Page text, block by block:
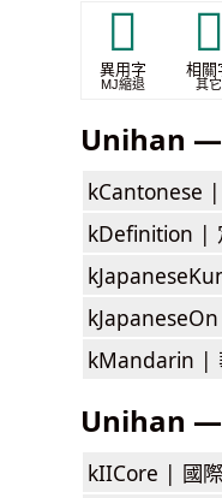
𭦌
異用字
MJ縮退
𮏥
相關
其它
Unihan —
kCantonese |
kDefinition |
kMandarin |
Unihan —
kIICore | 國